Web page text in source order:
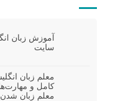
آموزش زبان
سایت
معلم زبان
کامل و
معلم زبان شدن